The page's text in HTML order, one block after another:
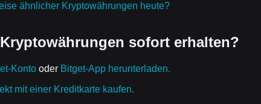
ähnlicher Kryptowährungen heute?
sofort erhalten?
Konto oder Bitget-App herunterladen.
mit einer Kreditkarte kaufen.